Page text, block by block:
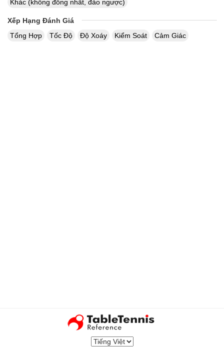
Khác (không đồng nhất, đảo ngược)
Xếp Hạng Đánh Giá
Tổng Hợp
Tốc Độ Độ Xoáy Kiểm Soát Cảm Giác